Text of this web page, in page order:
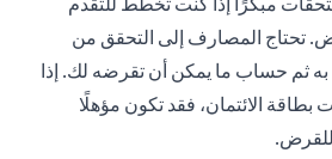
المصارف إلى التحقق من
به ثم حساب ما يمكن أن تقرضه لك. إذا
الائتمان، فقد تكون مؤهلًا